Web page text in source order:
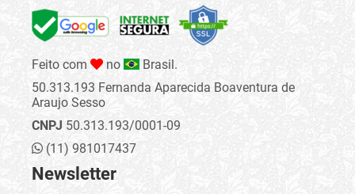
Feito com no
Brasil.
50.313.193 Fernanda Aparecida Boaventura de
Araujo Sesso
CNPJ 50.313.193/0001-09
(11) 981017437
Newsletter